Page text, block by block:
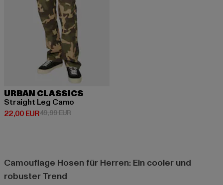
URBAN CLASSICS
Straight Leg Camo
22,00 EUR
Derzeitiger Preis: 22,00 EUR
49,99 EURAktionspreis: 49,99 EUR
Camouflage Hosen für Herren: Ein cooler und
robuster Trend